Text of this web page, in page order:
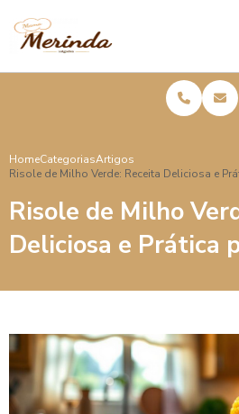
HomeCategoriasArtigos
Risole de Milho Verde: Receita Deliciosa e
Risole de Milho
Deliciosa e Prática